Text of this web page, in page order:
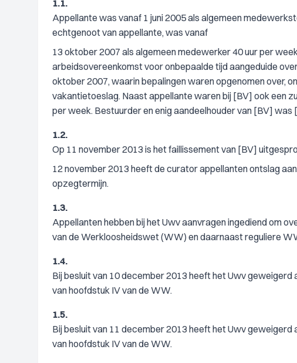
1.1.
Appellante was vanaf 1 juni 2005 als algemeen
echtgenoot van appellante, was vanaf
13 oktober 2007 als algemeen medewerker 40 uur per
arbeidsovereenkomst voor onbepaalde tijd aangeduide
oktober 2007, waarin bepalingen waren opgenomen over,
vakantietoeslag. Naast appellante waren bij [BV] ook een
per week. Bestuurder en enig aandeelhouder van [BV] was
1.2.
Op 11 november 2013 is het faillissement van [BV]
12 november 2013 heeft de curator appellanten ontslag
opzegtermijn.
1.3.
Appellanten hebben bij het Uwv aanvragen ingediend om
van de Werkloosheidswet (WW) en daarnaast reguliere
1.4.
Bij besluit van 10 december 2013 heeft het Uwv
van hoofdstuk IV van de WW.
1.5.
Bij besluit van 11 december 2013 heeft het Uwv
van hoofdstuk IV van de WW.